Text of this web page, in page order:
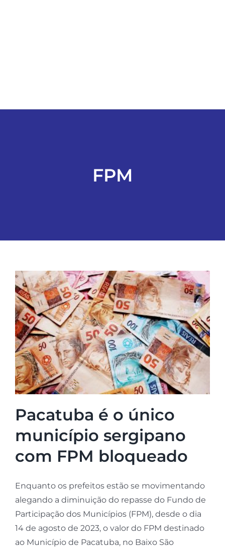
FPM
Pacatuba é o único
município sergipano
com FPM bloqueado
Enquanto os prefeitos estão se movimentando
alegando a diminuição do repasse do Fundo de
Participação dos Municípios (FPM), desde o dia
14 de agosto de 2023, o valor do FPM destinado
ao Município de Pacatuba, no Baixo São